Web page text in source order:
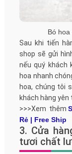
Bó
Sau khi tiến
shop sẽ gửi
nếu quý khách
hoa nhanh
hoa, chúng tôi
khách hàng
>>>Xem thêm
Rẻ | Free Ship
3. Cửa
tươi chất